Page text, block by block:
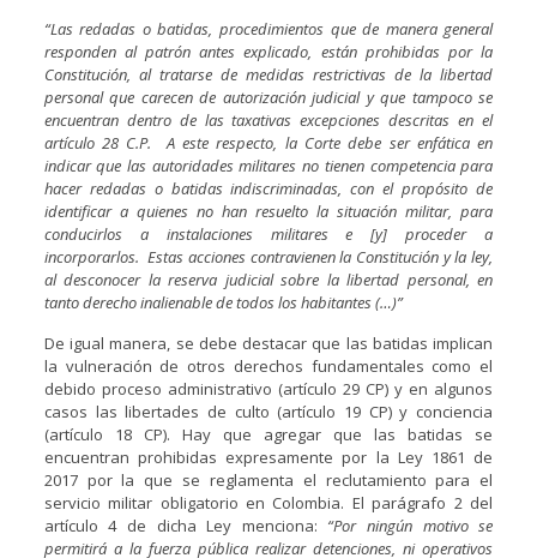
“Las redadas o batidas, procedimientos que de manera general
responden al patrón antes explicado, están prohibidas por la
Constitución, al tratarse de medidas restrictivas de la libertad
personal que carecen de autorización judicial y que tampoco se
encuentran dentro de las taxativas excepciones descritas en el
artículo 28 C.P. A este respecto, la Corte debe ser enfática en
indicar que las autoridades militares no tienen competencia para
hacer redadas o batidas indiscriminadas, con el propósito de
identificar a quienes no han resuelto la situación militar, para
conducirlos a instalaciones militares e [y] proceder a
incorporarlos. Estas acciones contravienen la Constitución y la ley,
al desconocer la reserva judicial sobre la libertad personal, en
tanto derecho inalienable de todos los habitantes (…)”
De igual manera, se debe destacar que las batidas implican
la vulneración de otros derechos fundamentales como el
debido proceso administrativo (artículo 29 CP) y en algunos
casos las libertades de culto (artículo 19 CP) y conciencia
(artículo 18 CP). Hay que agregar que las batidas se
encuentran prohibidas expresamente por la Ley 1861 de
2017 por la que se reglamenta el reclutamiento para el
servicio militar obligatorio en Colombia. El parágrafo 2 del
artículo 4 de dicha Ley menciona: “Por ningún motivo se
permitirá a la fuerza pública realizar detenciones, ni operativos